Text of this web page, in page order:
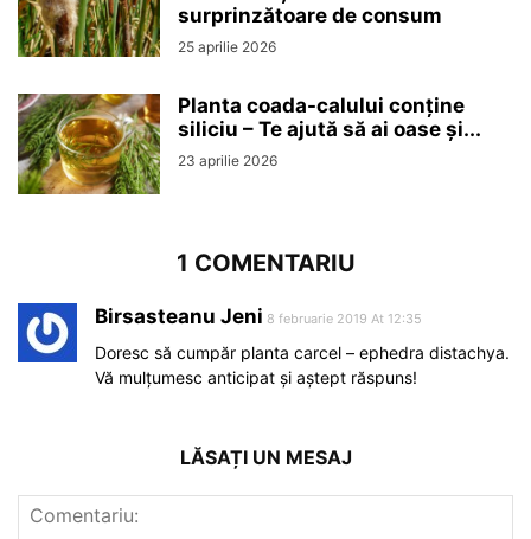
surprinzătoare de consum
25 aprilie 2026
Planta coada-calului conține
siliciu – Te ajută să ai oase și...
23 aprilie 2026
1 COMENTARIU
Birsasteanu Jeni 8 februarie 2019 At 12:35
Doresc să cumpăr planta carcel – ephedra distachya.
Vă mulțumesc anticipat și aștept răspuns!
LĂSAȚI UN MESAJ